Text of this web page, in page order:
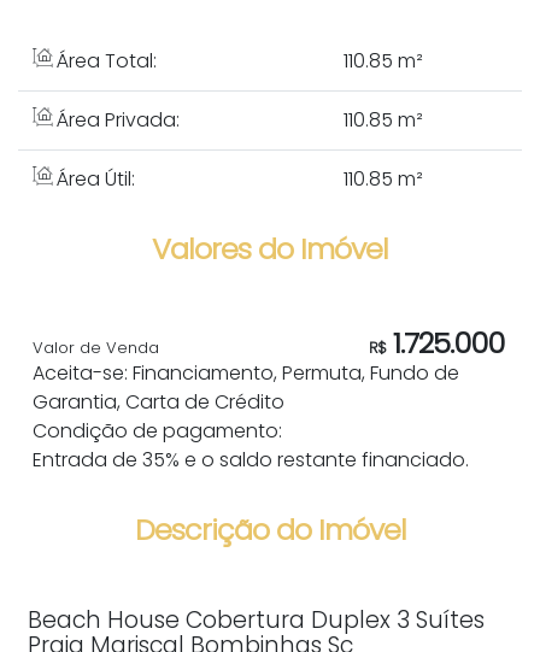
Área Total: 110.85 m²
Área Privada: 110.85 m²
Área Útil: 110.85 m²
Valores do Imóvel
R$1.725.000
Valor de Venda
Aceita-se: Financiamento, Permuta, Fundo de
Garantia, Carta de Crédito
Condição de pagamento:
Entrada de 35% e o saldo restante financiado.
Descrição do Imóvel
Beach House Cobertura Duplex 3 Suítes